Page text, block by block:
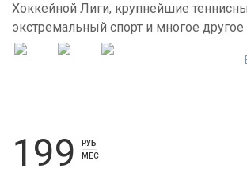
Хоккейной Лиги, крупнейшие
экстремальный спорт и многое другое
199
РУБ
МЕС